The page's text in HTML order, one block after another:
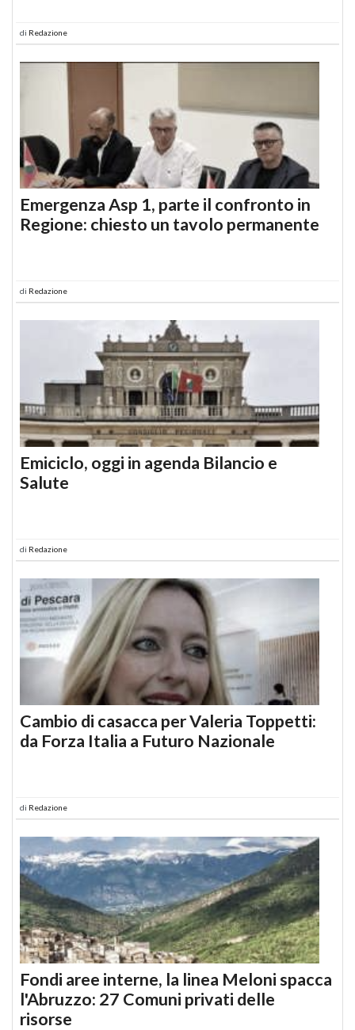
di Redazione
Emergenza Asp 1, parte il confronto in
Regione: chiesto un tavolo permanente
di Redazione
Emiciclo, oggi in agenda Bilancio e
Salute
di Redazione
Cambio di casacca per Valeria Toppetti:
da Forza Italia a Futuro Nazionale
di Redazione
Fondi aree interne, la linea Meloni spacca
l'Abruzzo: 27 Comuni privati delle
risorse